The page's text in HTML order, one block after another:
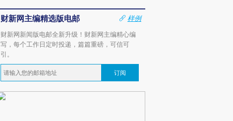
财新网主编精选版电邮
样例
财新网新闻版电邮全新升级！财新网主编精心编
写，每个工作日定时投递，篇篇重磅，可信可
引。
订阅